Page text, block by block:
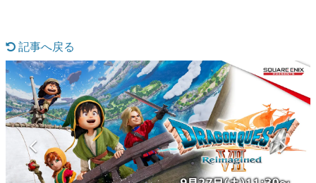
なんでゲームは面白い？
ゲーム開発者・hamatsu氏がゲームの魅力を画面や操作の
具体的な形から解き明かしていく、硬派で骨太な評論連載
です。
ゲームが変えた日本語
「経験値」「裏技」「ラスボス」… ゲームにまつわる言葉
の起源や用法の変遷を、コンピューター文化史研究家・タ
イニーP氏が徹底調査。
記事へ戻る